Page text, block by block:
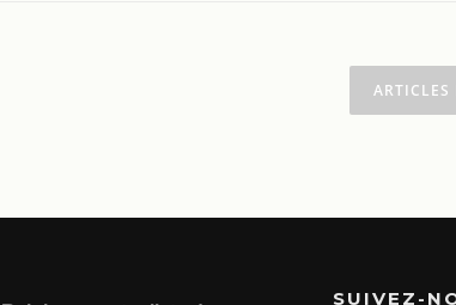
ARTICLES
SUIVEZ-